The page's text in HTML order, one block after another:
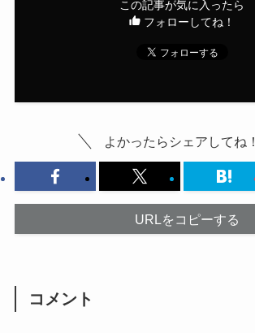
この記事が気に入ったら
フォローしてね！
よかったらシェアしてね！
URLをコピーする
コメント